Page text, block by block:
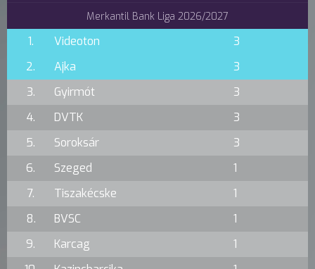
Merkantil Bank Liga 2026/2027
1. Videoton
3
2.
Ajka
3
3.
Gyirmót
3
4.
DVTK
3
5.
Soroksár
3
6.
Szeged
1
7.
Tiszakécske
1
8.
BVSC
1
9.
Karcag
1